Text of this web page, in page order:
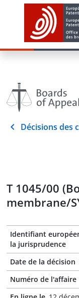
Décisions des
T 1045/00
membrane/
Identifiant
la jurisprudence
Date de la décision
Numéro de l'affaire